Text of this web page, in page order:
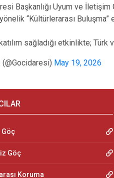
Başkanlığı Uyum ve
“Kültürlerarası
sağladığı etkinlikte; Türk
(@Gocidaresi) May 19, 2026
Göç
Göç
Koruma